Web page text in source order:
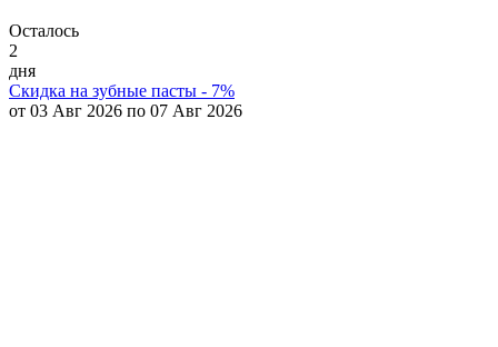
Осталось
2
дня
Скидка на зубные пасты - 7%
от 03 Авг 2026 по 07 Авг 2026